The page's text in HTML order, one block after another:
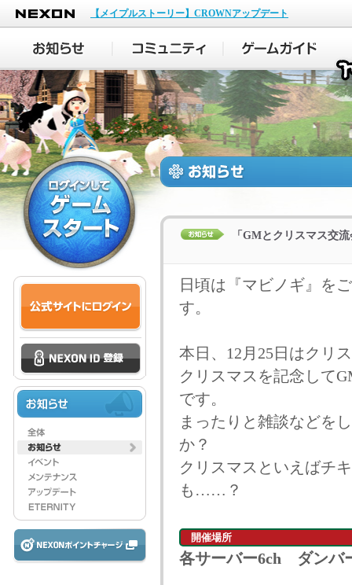
NEXON
【メイプルストーリー】CROWNアップデート
「GMとクリスマス交
日頃は『マビノギ』を
す。
本日、12月25日はクリ
クリスマスを記念して
です。
まったりと雑談などを
か？
クリスマスといえばチ
も……？
開催場所
各サーバー6ch ダンバ